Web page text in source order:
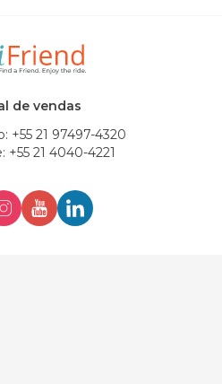
de vendas
+55 21 97497-4320
: +55 21 4040-4221